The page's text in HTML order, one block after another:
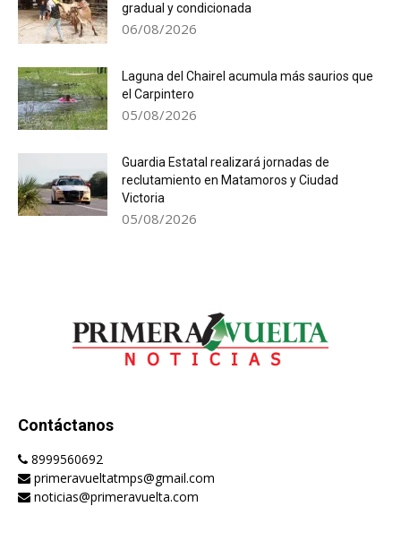
gradual y condicionada
06/08/2026
Laguna del Chairel acumula más saurios que
el Carpintero
05/08/2026
Guardia Estatal realizará jornadas de
reclutamiento en Matamoros y Ciudad
Victoria
05/08/2026
Contáctanos
8999560692
primeravueltatmps@gmail.com
noticias@primeravuelta.com